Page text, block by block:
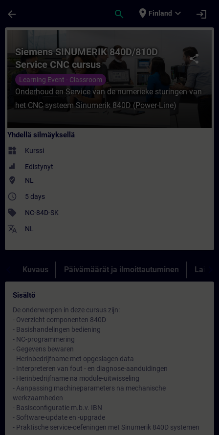
arrow_back search place Finland expand_more login
share
Siemens SINUMERIK 840D/810D
Service CNC cursus
Learning Event - Classroom
Onderhoud en Service van de numerieke sturingen van
het CNC systeem Sinumerik 840D (Power-Line)
Yhdellä silmäyksellä
widgets Kurssi
Edistynyt
where_to_vote NL
access_time 5 days
sell NC-84D-SK
translate NL
Kuvaus Päivämäärät ja ilmoittautuminen
Sisältö
De onderwerpen in deze cursus zijn:
- Overzicht componenten 840D
- Basishandelingen bediening
- NC-programmering
- Gegevens bewaren
- Herinbedrijfname met opgeslagen data
- Interpreteren van fout - en diagnose-aanduidingen
- Herinbedrijfname na module-uitwisseling
- Aanpassing machineparameters na mechanische
werkzaamheden
- Basisconfiguratie m.b.v. IBN
- Software-update en -upgrade
- Praktische service-oefeningen met Sinumerik 840D systemen